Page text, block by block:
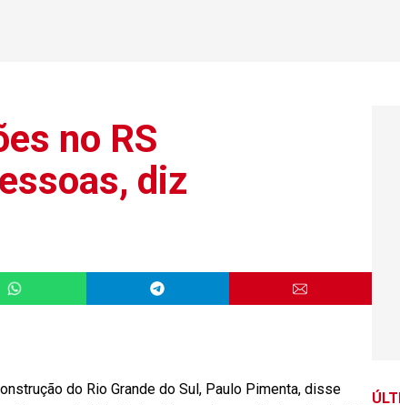
no RS
diz
do Rio Grande do Sul, Paulo Pimenta, disse